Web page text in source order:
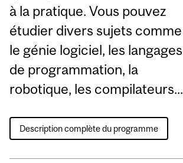
à la pratique. Vous pouvez
étudier divers sujets comme
le génie logiciel, les langages
de programmation, la
robotique, les compilateurs...
Description complète du programme